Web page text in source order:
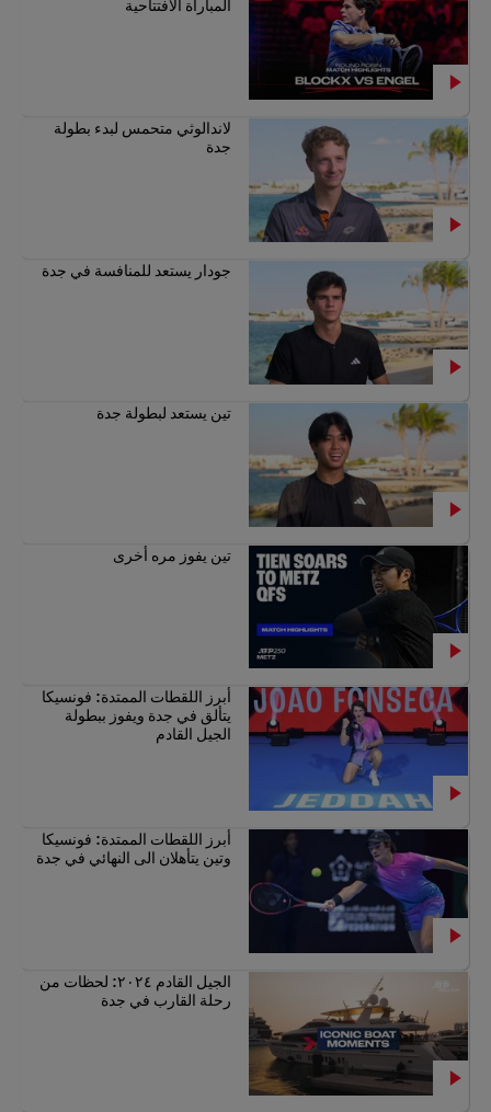
المباراة الافتتاحية
لاندالوثي متحمس لبدء بطولة
جدة
جودار يستعد للمنافسة في جدة
تين يستعد لبطولة جدة
تين يفوز مره أخرى
أبرز اللقطات الممتدة: فونسيكا
يتألق في جدة ويفوز ببطولة
الجيل القادم
أبرز اللقطات الممتدة: فونسيكا
وتين يتأهلان الى النهائي في جدة
الجيل القادم ٢٠٢٤: لحظات من
رحلة القارب في جدة